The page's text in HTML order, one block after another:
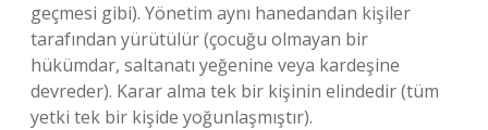
geçmesi gibi). Yönetim aynı hanedandan kişiler
tarafından yürütülür (çocuğu olmayan bir
hükümdar, saltanatı yeğenine veya kardeşine
devreder). Karar alma tek bir kişinin elindedir (tüm
yetki tek bir kişide yoğunlaşmıştır).